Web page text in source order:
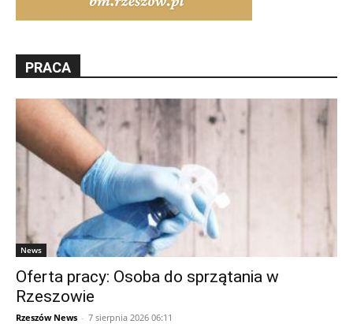
PRACA
News
Oferta pracy: Osoba do sprzątania w
Rzeszowie
Rzeszów News - 7 sierpnia 2026 06:11